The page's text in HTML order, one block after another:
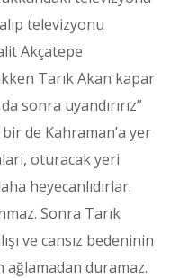
televizyonu
Akçatepe
Tarık Akan kapar
sonra uyandırırız”
de Kahraman’a yer
oturacak yeri
heyecanlıdırlar.
Sonra Tarık
ve cansız bedeninin
ağlamadan duramaz.